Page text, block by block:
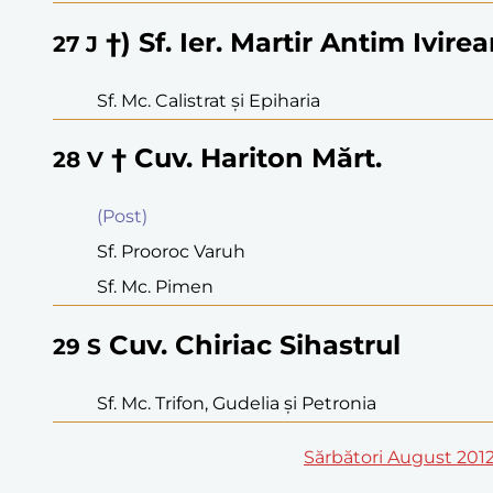
27 J †) Sf. Ier. Martir Antim
Sf. Mc. Calistrat şi Epiharia
28 V † Cuv. Hariton Mărt.
(Post)
Sf. Prooroc Varuh
Sf. Mc. Pimen
29 S Cuv. Chiriac Sihastrul
Sf. Mc. Trifon, Gudelia şi Petronia
Sărbători August